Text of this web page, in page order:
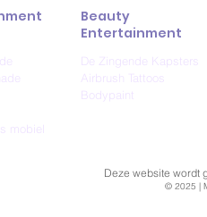
mobiel
Beauty
Entertainment
De Zingende Kapsters
Airbrush Tattoos
Bodypaint
Deze website wordt
© 2025 |